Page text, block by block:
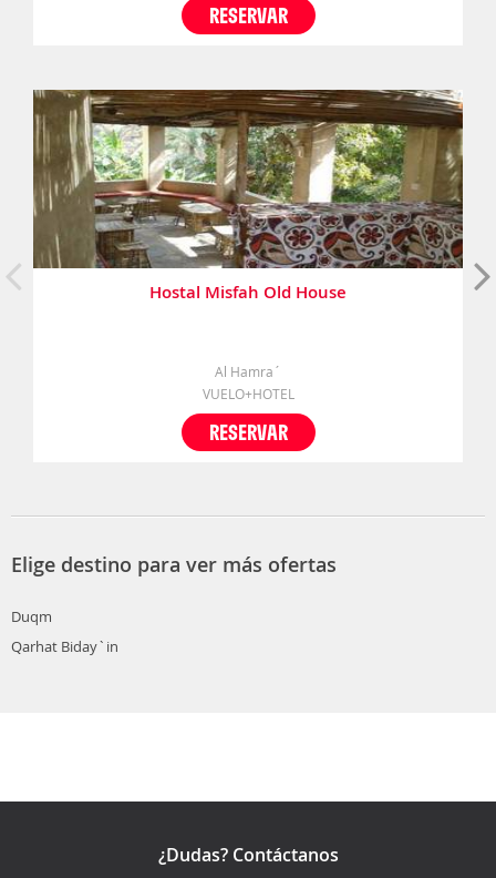
RESERVAR
Hostal Misfah Old House
Al Hamra´
VUELO+HOTEL
RESERVAR
Elige destino para ver más ofertas
Duqm
Qarhat Biday`in
¿Dudas? Contáctanos